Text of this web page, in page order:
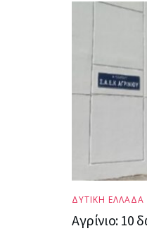
ΔΥΤΙΚΗ ΕΛΛΑΔΑ
Αγρίνιο: 10